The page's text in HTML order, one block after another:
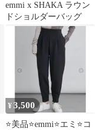
emmi x SHAKA ラウン
ドショルダーバッグ
¥ 3,500
⭐️美品⭐️emmi⭐️エミ⭐️コ